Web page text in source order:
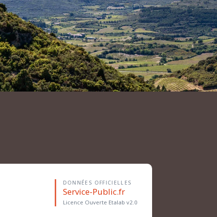
DONNÉES OFFICIELLES
Service-Public.fr
Licence Ouverte Etalab v2.0